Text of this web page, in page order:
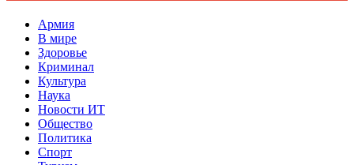
Армия
В мире
Здоровье
Криминал
Культура
Наука
Новости ИТ
Общество
Политика
Спорт